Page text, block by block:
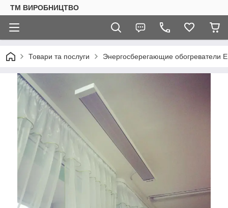
ТМ ВИРОБНИЦТВО
Товари та послуги Энергосберегающие обогреватели